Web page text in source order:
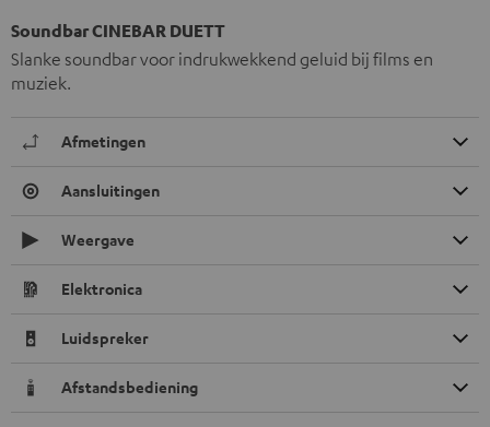
Soundbar CINEBAR DUETT
Slanke soundbar voor indrukwekkend geluid bij films en
muziek.
Afmetingen
Aansluitingen
Weergave
Elektronica
Luidspreker
Afstandsbediening